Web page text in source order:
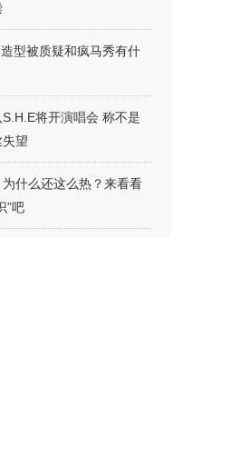
型被质疑和疯马秀有什
将开演唱会 称不是
望
什么还这么热？来看看
”吧